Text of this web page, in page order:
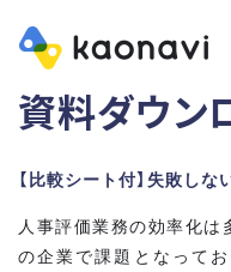
資料ダウン
【比較シート付】失敗し
人事評価業務の効率化は
の企業で課題となってお